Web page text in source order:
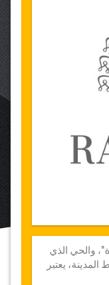
والحي الذي
يعتبر